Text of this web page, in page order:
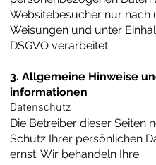
Websitebesucher nur nach
Weisungen und unter
DSGVO verarbeitet.
3. Allgemeine Hinweise
informationen
Datenschutz
Die Betreiber dieser Seiten
Schutz Ihrer persönlichen
ernst. Wir behandeln Ihre